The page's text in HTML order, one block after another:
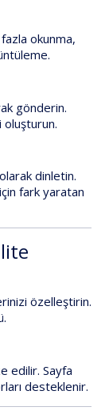
okunma,
gönderin.
oluşturun.
dinletin.
fark yaratan
özelleştirin.
edilir. Sayfa
desteklenir.